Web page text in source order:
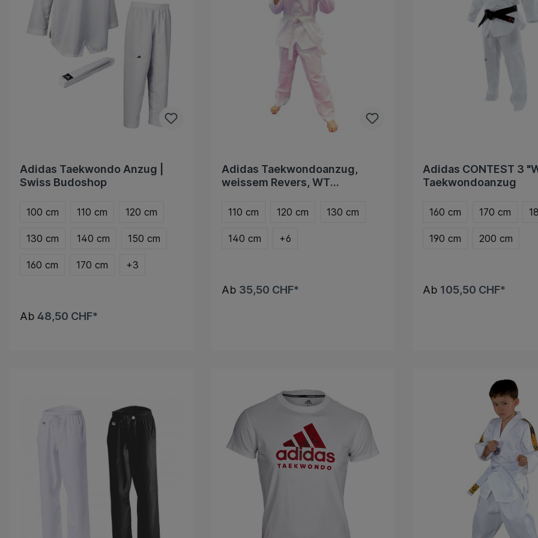
Adidas Taekwondo Anzug |
Swiss Budoshop
100 cm 110 cm 120 cm
130 cm 140 cm 150 cm
160 cm 170 cm +3
Ab 48,50 CHF*
Adidas Taekwondoanzug,
weissem Revers, WT
110 cm 120 cm 130 cm
140 cm +6
Ab 35,50 CHF*
Adidas CONTEST 3
Taekwondoanzug
160 cm 170 cm
190 cm 200 cm
Ab 105,50 CHF*